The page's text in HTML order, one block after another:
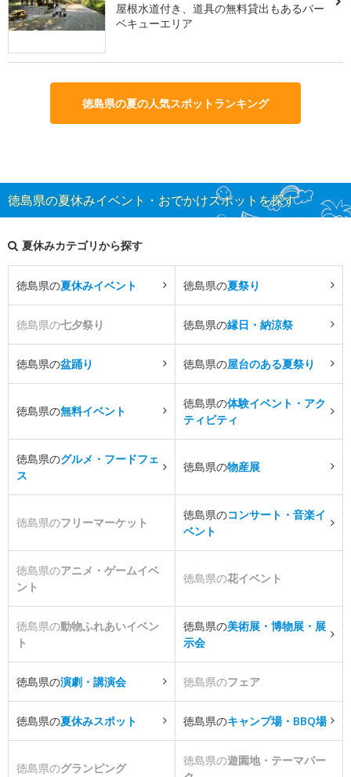
屋根水道付き、道具の無料貸出もあるバー
ベキューエリア
徳島県の夏の人気スポットランキング
徳島県の夏休みイベント・おでかけスポットを探す
夏休みカテゴリから探す
徳島県の夏休みイベント 徳島県の夏祭り
徳島県の七夕祭り 徳島県の縁日・納涼祭
徳島県の盆踊り 徳島県の屋台のある夏祭り
徳島県の無料イベント
徳島県の体験イベント・アク
ティビティ
徳島県のグルメ・フードフェ
ス
徳島県の物産展
徳島県のフリーマーケット
徳島県のコンサート・音楽イ
ベント
徳島県のアニメ・ゲームイベ
ント
徳島県の花イベント
徳島県の動物ふれあいイベン
ト
徳島県の美術展・博物展・展
示会
徳島県の演劇・講演会 徳島県のフェア
徳島県の夏休みスポット 徳島県のキャンプ場・BBQ場
徳島県のグランピング
徳島県の遊園地・テーマパー